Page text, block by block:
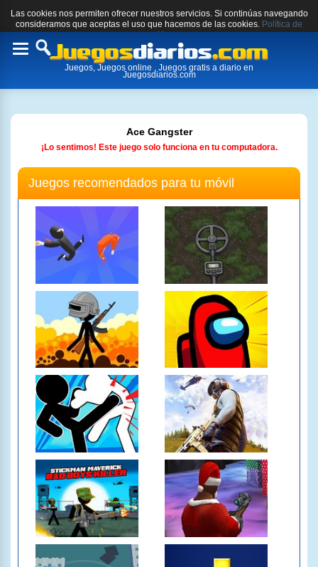
Las cookies nos permiten ofrecer nuestros servicios. Si continúas navegando
consideramos que aceptas el uso que hacemos de las cookies. Política de
cookies.
Toggle
Juegos, Juegos online , Juegos gratis a diario en
Juegosdiarios.com
Ace Gangster
¡Lo sentimos! Este juego solo funciona en tu computadora.
Juegos recomendados para tu móvil